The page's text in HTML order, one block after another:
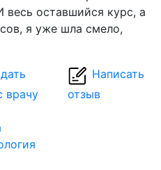
весь оставшийся курс, а
я уже шла смело,
врачу
Написать
отзыв